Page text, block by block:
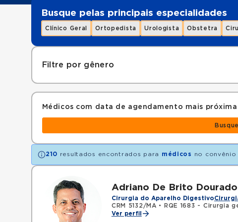
Busque pelas principais especialidades
Clínico Geral Ortopedista Urologista Obstetra
Filtre por gênero
Médicos com data de agendamento mais próxima
210 resultados encontrados para médicos no convênio
Adriano De Brito Dourado
Cirurgia do Aparelho Digestivo
CRM 5132/MA • RQE 1683 - Cirurgia
Ver perfil